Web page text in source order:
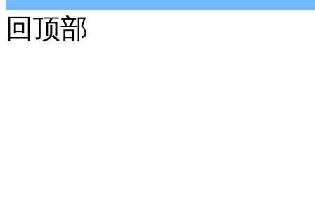
回顶部